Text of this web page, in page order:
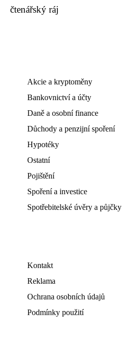
čtenářský ráj
Akcie a kryptoměny
Bankovnictví a účty
Daně a osobní finance
Důchody a penzijní spoření
Hypotéky
Ostatní
Pojištění
Spoření a investice
Spotřebitelské úvěry a půjčky
Kontakt
Reklama
Ochrana osobních údajů
Podmínky použití